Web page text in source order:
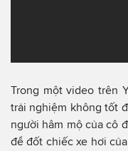
Trong một video trên
trải nghiệm không tốt
người hâm mộ của cô
để đốt chiếc xe hơi